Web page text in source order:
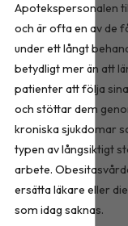
Apotekspersonalen
och är ofta en av de
under ett långt
betydligt mer än att
patienter att följa
och stöttar dem
kroniska sjukdomar
typen av långsiktigt
arbete.
ersätta läkare eller
som idag saknas.